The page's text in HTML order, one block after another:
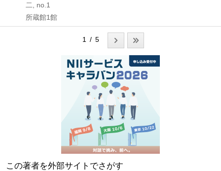
二,
no.1
所蔵館1館
1 / 5
この著者を外部サイトでさがす